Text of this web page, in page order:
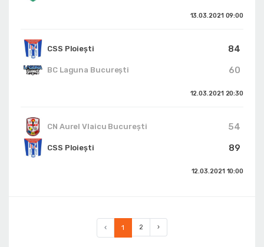
13.03.2021 09:00
CSS Ploiești
84
60
BC Laguna București
12.03.2021 20:30
CN Aurel Vlaicu București
54
89
CSS Ploiești
12.03.2021 10:00
‹ 1 2 ›